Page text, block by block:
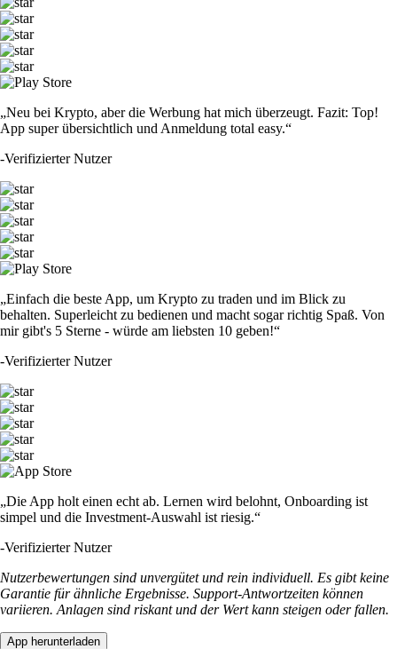
„Neu bei Krypto, aber die Werbung hat mich überzeugt. Fazit: Top!
App super übersichtlich und Anmeldung total easy.“
-Verifizierter Nutzer
„Einfach die beste App, um Krypto zu traden und im Blick zu
behalten. Superleicht zu bedienen und macht sogar richtig Spaß. Von
mir gibt's 5 Sterne - würde am liebsten 10 geben!“
-Verifizierter Nutzer
„Die App holt einen echt ab. Lernen wird belohnt, Onboarding ist
simpel und die Investment-Auswahl ist riesig.“
-Verifizierter Nutzer
Nutzerbewertungen sind unvergütet und rein individuell. Es gibt keine
Garantie für ähnliche Ergebnisse. Support-Antwortzeiten können
variieren. Anlagen sind riskant und der Wert kann steigen oder fallen.
App herunterladen